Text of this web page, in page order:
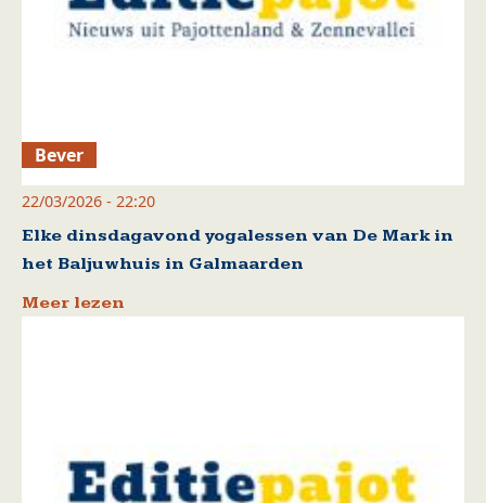
Bever
22/03/2026 - 22:20
Elke dinsdagavond yogalessen van De Mark in
het Baljuwhuis in Galmaarden
Meer lezen